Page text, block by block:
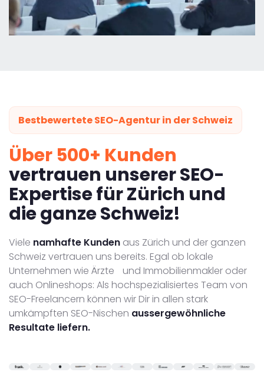
Bestbewertete SEO-Agentur in der Schweiz
Über 500+ Kunden
vertrauen unserer SEO-
Expertise für Zürich und
die ganze Schweiz!
Viele namhafte Kunden aus Zürich und der ganzen
Schweiz vertrauen uns bereits. Egal ob lokale
Unternehmen wie Ärzte und Immobilienmakler oder
auch Onlineshops: Als hochspezialisiertes Team von
SEO-Freelancern können wir Dir in allen stark
umkämpften SEO-Nischen aussergewöhnliche
Resultate liefern.